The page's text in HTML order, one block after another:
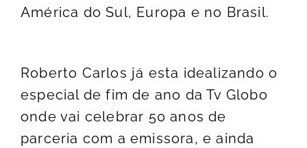
América do Sul, Europa e no Brasil.
Roberto Carlos já esta idealizando o
especial de fim de ano da Tv Globo
onde vai celebrar 50 anos de
parceria com a emissora, e ainda